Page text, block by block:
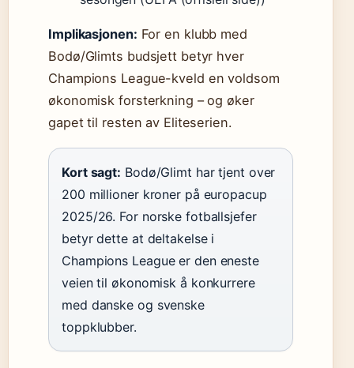
Implikasjonen: For en klubb med
Bodø/Glimts budsjett betyr hver
Champions League-kveld en voldsom
økonomisk forsterkning – og øker
gapet til resten av Eliteserien.
Kort sagt: Bodø/Glimt har tjent over
200 millioner kroner på europacup
2025/26. For norske fotballsjefer
betyr dette at deltakelse i
Champions League er den eneste
veien til økonomisk å konkurrere
med danske og svenske
toppklubber.